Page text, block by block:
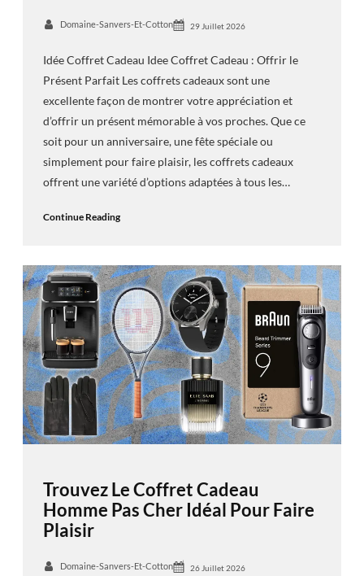
Domaine-Sanvers-Et-Cotton 29 Juillet 2026
Idée Coffret Cadeau Idee Coffret Cadeau : Offrir le
Présent Parfait Les coffrets cadeaux sont une
excellente façon de montrer votre appréciation et
d’offrir un présent mémorable à vos proches. Que ce
soit pour un anniversaire, une fête spéciale ou
simplement pour faire plaisir, les coffrets cadeaux
offrent une variété d’options adaptées à tous les…
Continue Reading
Trouvez Le Coffret Cadeau
Homme Pas Cher Idéal Pour Faire
Plaisir
Domaine-Sanvers-Et-Cotton 26 Juillet 2026